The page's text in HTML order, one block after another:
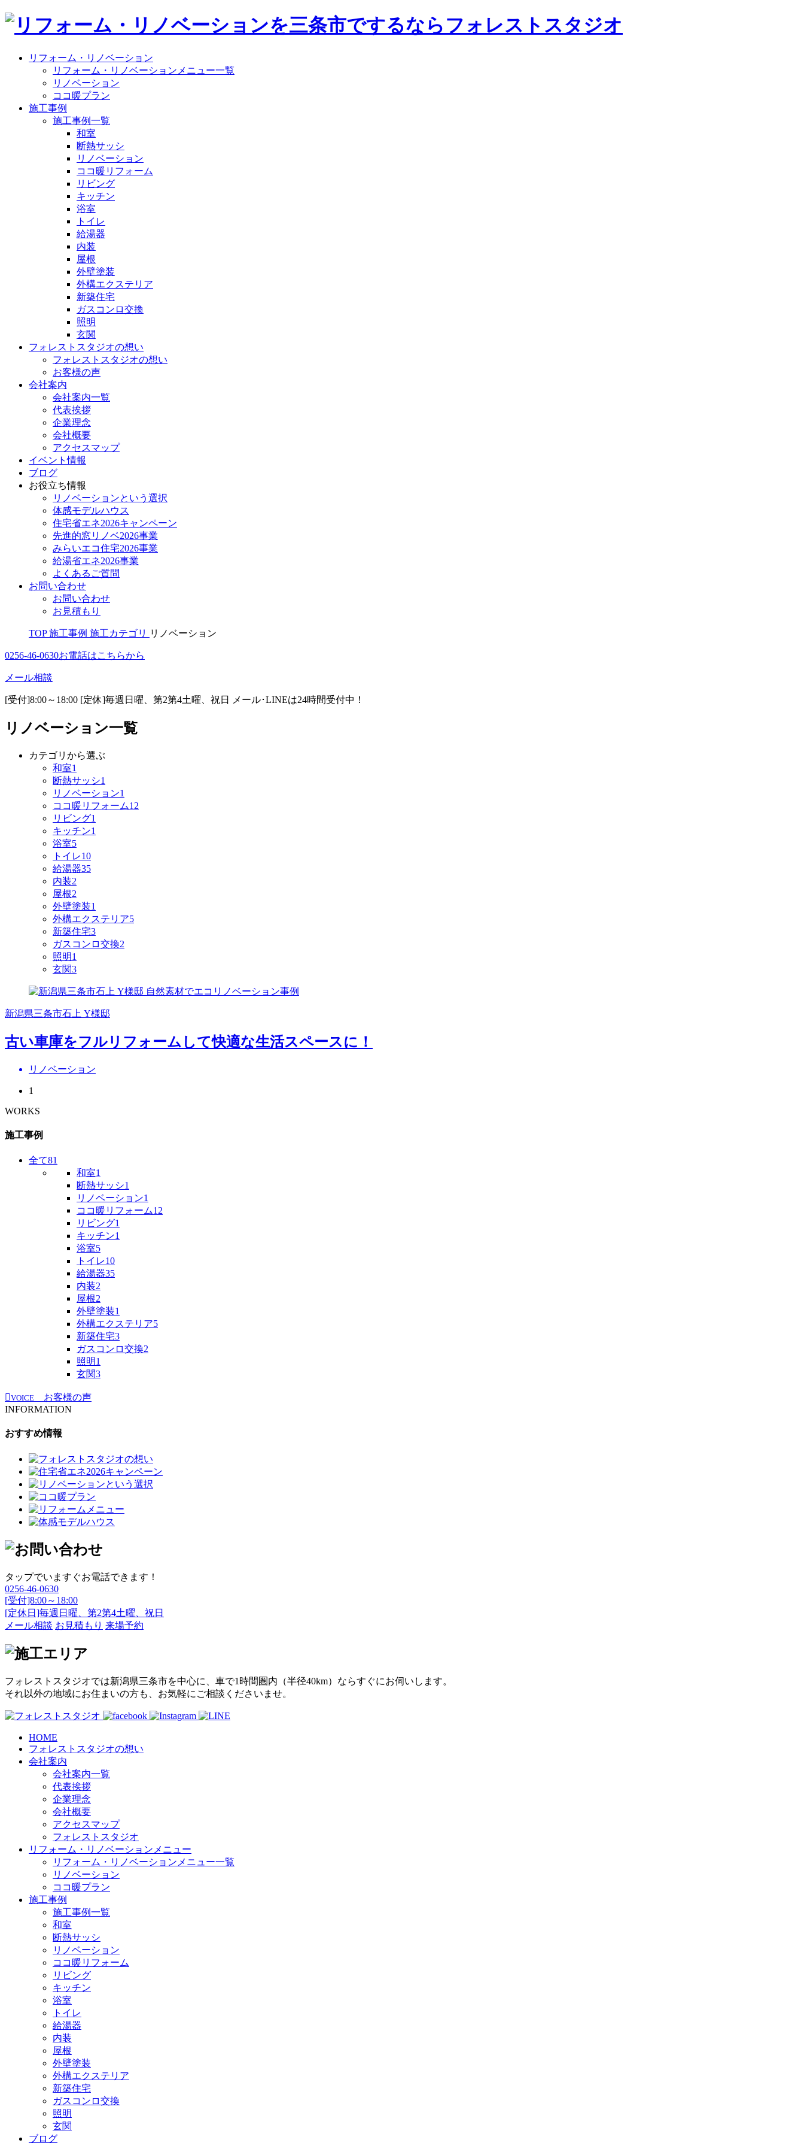
リフォーム・リノベーション
リフォーム・リノベーションメニュー一覧
リノベーション
ココ暖プラン
施工事例
施工事例一覧
和室
断熱サッシ
リノベーション
ココ暖リフォーム
リビング
キッチン
浴室
トイレ
給湯器
内装
屋根
外壁塗装
外構エクステリア
新築住宅
ガスコンロ交換
照明
玄関
フォレストスタジオの想い
フォレストスタジオの想い
お客様の声
会社案内
会社案内一覧
代表挨拶
企業理念
会社概要
アクセスマップ
イベント情報
ブログ
お役立ち情報
リノベーションという選択
体感モデルハウス
住宅省エネ2026キャンペーン
先進的窓リノベ2026事業
みらいエコ住宅2026事業
給湯省エネ2026事業
よくあるご質問
お問い合わせ
お問い合わせ
お見積もり
TOP 施工事例 施工カテゴリ リノベーション
0256-46-0630お電話はこちらから
メール相談
[受付]8:00～18:00 [定休]毎週日曜、第2第4土曜、祝日 メール･LINEは24時間受付中！
リノベーション一覧
カテゴリから選ぶ
和室1
断熱サッシ1
リノベーション1
ココ暖リフォーム12
リビング1
キッチン1
浴室5
トイレ10
給湯器35
内装2
屋根2
外壁塗装1
外構エクステリア5
新築住宅3
ガスコンロ交換2
照明1
玄関3
新潟県三条市石上 Y様邸
古い車庫をフルリフォームして快適な生活スペースに！
リノベーション
1
WORKS
施工事例
全て81
和室1
断熱サッシ1
リノベーション1
ココ暖リフォーム12
リビング1
キッチン1
浴室5
トイレ10
給湯器35
内装2
屋根2
外壁塗装1
外構エクステリア5
新築住宅3
ガスコンロ交換2
照明1
玄関3
VOICE
お客様の声
INFORMATION
おすすめ情報
タップでいますぐお電話できます！
0256-46-0630
[受付]8:00～18:00
[定休日]毎週日曜、第2第4土曜、祝日
メール相談 お見積もり 来場予約
フォレストスタジオでは新潟県三条市を中心に、車で1時間圏内（半径40km）ならすぐにお伺いします。
それ以外の地域にお住まいの方も、お気軽にご相談くださいませ。
HOME
フォレストスタジオの想い
会社案内
会社案内一覧
代表挨拶
企業理念
会社概要
アクセスマップ
フォレストスタジオ
リフォーム・リノベーションメニュー
リフォーム・リノベーションメニュー一覧
リノベーション
ココ暖プラン
施工事例
施工事例一覧
和室
断熱サッシ
リノベーション
ココ暖リフォーム
リビング
キッチン
浴室
トイレ
給湯器
内装
屋根
外壁塗装
外構エクステリア
新築住宅
ガスコンロ交換
照明
玄関
ブログ